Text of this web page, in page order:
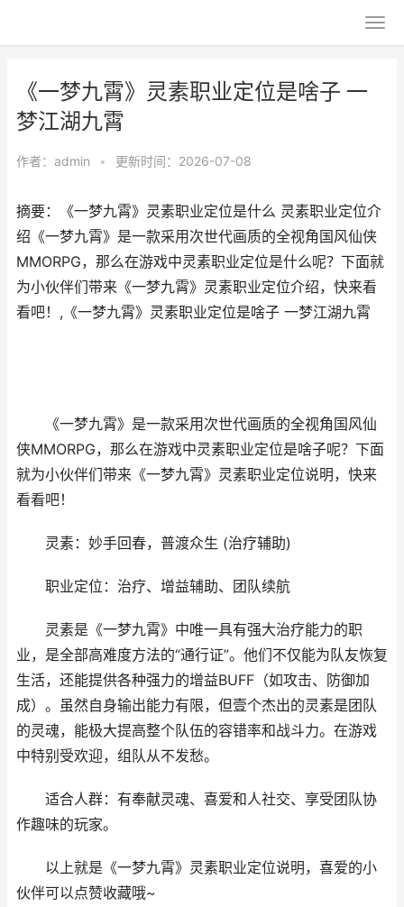
《一梦九霄》灵素职业定位是啥子 一
梦江湖九霄
作者： admin • 更新时间：2026-07-08
摘要：《一梦九霄》灵素职业定位是什么 灵素职业定位介
绍《一梦九霄》是一款采用次世代画质的全视角国风仙侠
MMORPG，那么在游戏中灵素职业定位是什么呢？下面就
为小伙伴们带来《一梦九霄》灵素职业定位介绍，快来看
看吧！,《一梦九霄》灵素职业定位是啥子 一梦江湖九霄
《一梦九霄》是一款采用次世代画质的全视角国风仙
侠MMORPG，那么在游戏中灵素职业定位是啥子呢？下面
就为小伙伴们带来《一梦九霄》灵素职业定位说明，快来
看看吧！
灵素：妙手回春，普渡众生 (治疗辅助)
职业定位：治疗、增益辅助、团队续航
灵素是《一梦九霄》中唯一具有强大治疗能力的职
业，是全部高难度方法的“通行证”。他们不仅能为队友恢复
生活，还能提供各种强力的增益BUFF（如攻击、防御加
成）。虽然自身输出能力有限，但壹个杰出的灵素是团队
的灵魂，能极大提高整个队伍的容错率和战斗力。在游戏
中特别受欢迎，组队从不发愁。
适合人群：有奉献灵魂、喜爱和人社交、享受团队协
作趣味的玩家。
以上就是《一梦九霄》灵素职业定位说明，喜爱的小
伙伴可以点赞收藏哦~